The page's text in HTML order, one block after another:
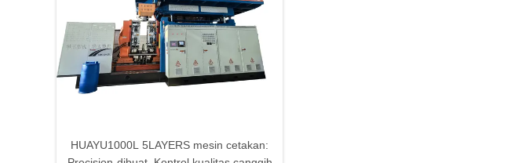
HUAYU1000L 5LAYERS mesin cetakan: